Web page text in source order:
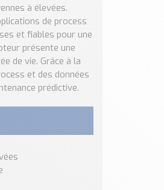
à élevées.
de process
et fiables pour une
présente une
de vie. Grâce à la
et des données
prédictive.